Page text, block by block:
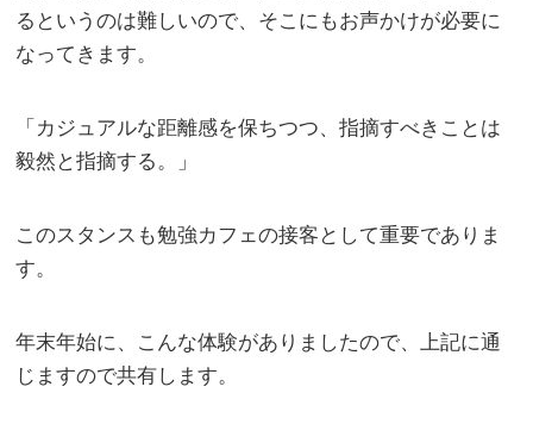
るというのは難しいので、そこにもお声かけが必要に
なってきます。
「カジュアルな距離感を保ちつつ、指摘すべきことは
毅然と指摘する。」
このスタンスも勉強カフェの接客として重要でありま
す。
年末年始に、こんな体験がありましたので、上記に通
じますので共有します。